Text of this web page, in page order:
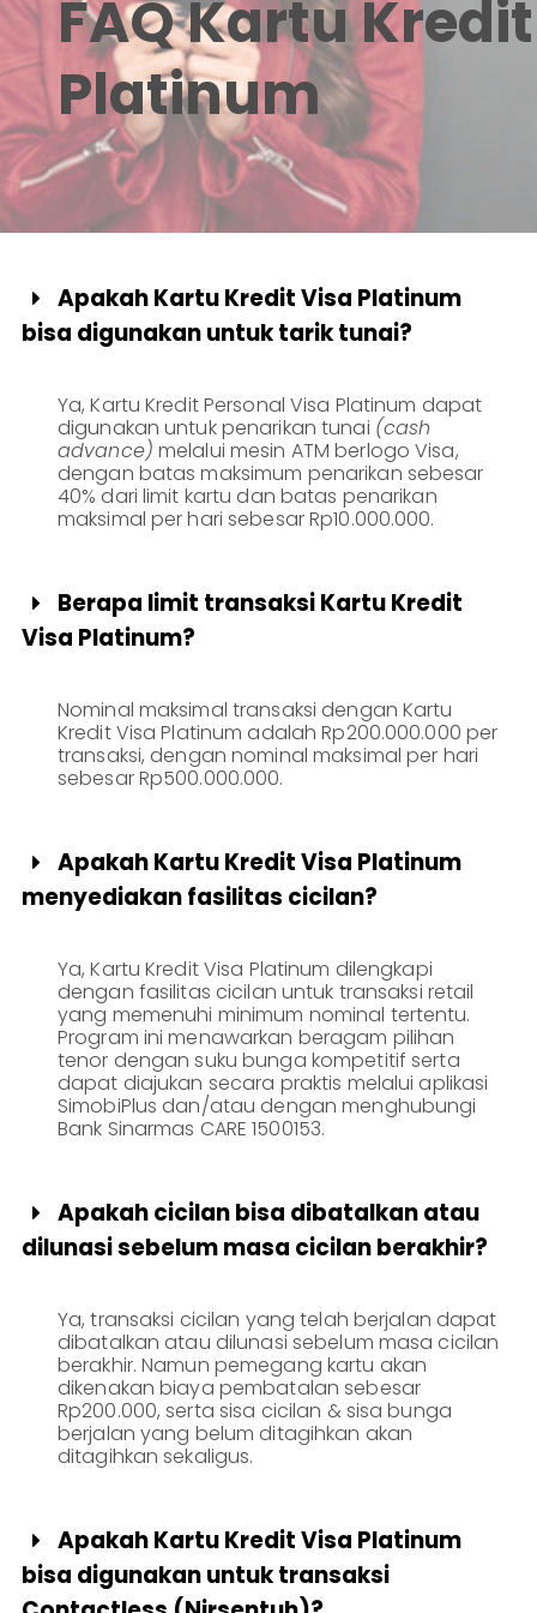
Lainnya
Informasi
Nasabah
Hubungan
Investor
Karir
Kantor
FAQ Kartu Kredit
Platinum

Apakah Kartu Kredit Visa Platinum
bisa digunakan untuk tarik tunai?
Ya, Kartu Kredit Personal Visa Platinum dapat
digunakan untuk penarikan tunai (cash
advance) melalui mesin ATM berlogo Visa,
dengan batas maksimum penarikan sebesar
40% dari limit kartu dan batas penarikan
maksimal per hari sebesar Rp10.000.000.

Berapa limit transaksi Kartu Kredit
Visa Platinum?
Nominal maksimal transaksi dengan Kartu
Kredit Visa Platinum adalah Rp200.000.000 per
transaksi, dengan nominal maksimal per hari
sebesar Rp500.000.000.

Apakah Kartu Kredit Visa Platinum
menyediakan fasilitas cicilan?
Ya, Kartu Kredit Visa Platinum dilengkapi
dengan fasilitas cicilan untuk transaksi retail
yang memenuhi minimum nominal tertentu.
Program ini menawarkan beragam pilihan
tenor dengan suku bunga kompetitif serta
dapat diajukan secara praktis melalui aplikasi
SimobiPlus dan/atau dengan menghubungi
Bank Sinarmas CARE 1500153.

Apakah cicilan bisa dibatalkan atau
dilunasi sebelum masa cicilan berakhir?
Ya, transaksi cicilan yang telah berjalan dapat
dibatalkan atau dilunasi sebelum masa cicilan
berakhir. Namun pemegang kartu akan
dikenakan biaya pembatalan sebesar
Rp200.000, serta sisa cicilan & sisa bunga
berjalan yang belum ditagihkan akan
ditagihkan sekaligus.

Apakah Kartu Kredit Visa Platinum
bisa digunakan untuk transaksi